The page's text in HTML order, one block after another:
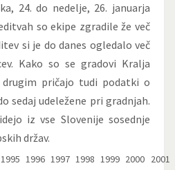
24. do nedelje, 26. januarja
so ekipe zgradile že več
si je do danes ogledalo več
Kako so se gradovi Kralja
drugim pričajo tudi podatki o
sedaj udeležene pri gradnjah.
iz vse Slovenije sosednje
držav.
1995 1996 1997 1998 1999 2000 2001